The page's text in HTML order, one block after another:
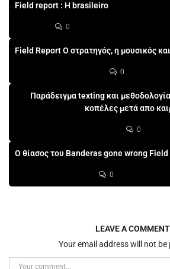
Field report : Η brasileiro
0
Field Report Ο στρατηγός, η μουσικός
0
Παράδειγμα texting και
κοπέλες μετά απο
0
Ο θίασος του Banderas gone wrong
0
LEAVE A COMMENT
Your email address will not be